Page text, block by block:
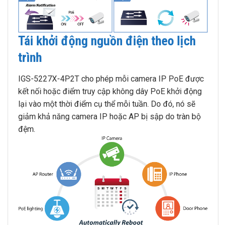
Tái khởi động nguồn điện theo lịch
trình
IGS-5227X-4P2T cho phép mỗi camera IP PoE được
kết nối hoặc điểm truy cập không dây PoE khởi động
lại vào một thời điểm cụ thể mỗi tuần. Do đó, nó sẽ
giảm khả năng camera IP hoặc AP bị sập do tràn bộ
đệm.